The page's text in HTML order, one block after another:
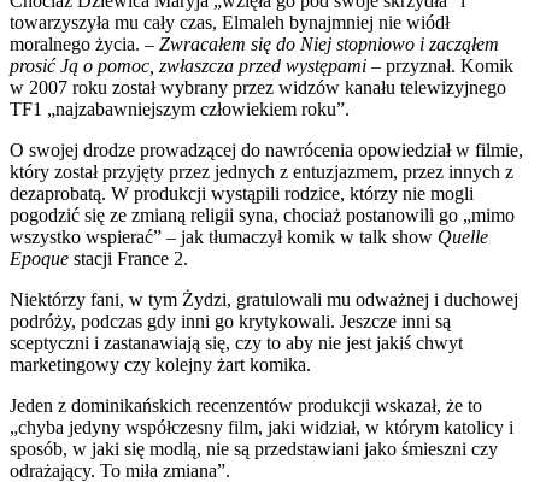
towarzyszyła mu cały czas, Elmaleh bynajmniej nie wiódł
moralnego życia. – Zwracałem się do Niej stopniowo i zacząłem
prosić Ją o pomoc, zwłaszcza przed występami – przyznał. Komik
w 2007 roku został wybrany przez widzów kanału telewizyjnego
TF1 „najzabawniejszym człowiekiem roku”.
O swojej drodze prowadzącej do nawrócenia opowiedział w filmie,
który został przyjęty przez jednych z entuzjazmem, przez innych z
dezaprobatą. W produkcji wystąpili rodzice, którzy nie mogli
pogodzić się ze zmianą religii syna, chociaż postanowili go „mimo
wszystko wspierać” – jak tłumaczył komik w talk show Quelle
Epoque stacji France 2.
Niektórzy fani, w tym Żydzi, gratulowali mu odważnej i duchowej
podróży, podczas gdy inni go krytykowali. Jeszcze inni są
sceptyczni i zastanawiają się, czy to aby nie jest jakiś chwyt
marketingowy czy kolejny żart komika.
Jeden z dominikańskich recenzentów produkcji wskazał, że to
„chyba jedyny współczesny film, jaki widział, w którym katolicy i
sposób, w jaki się modlą, nie są przedstawiani jako śmieszni czy
odrażający. To miła zmiana”.